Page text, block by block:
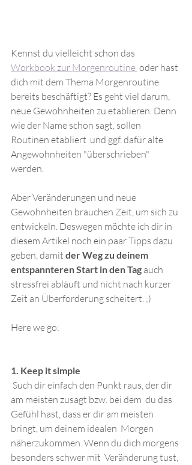
Kennst du vielleicht schon das
Workbook zur Morgenroutine oder hast
dich mit dem Thema Morgenroutine
bereits beschäftigt? Es geht viel darum,
neue Gewohnheiten zu etablieren. Denn
wie der Name schon sagt, sollen
Routinen etabliert  und ggf. dafür alte
Angewohnheiten "überschrieben"
werden.
Aber Veränderungen und neue
Gewohnheiten brauchen Zeit, um sich zu
entwickeln. Deswegen möchte ich dir in
diesem Artikel noch ein paar Tipps dazu
geben, damit der Weg zu deinem
entspannteren Start in den Tag auch
stressfrei abläuft und nicht nach kurzer
Zeit an Überforderung scheitert. ;)
Here we go:
1. Keep it simple
am meisten zusagt bzw. bei dem  du das
Gefühl hast, dass er dir am meisten
bringt, um deinem idealen  Morgen
näherzukommen. Wenn du dich morgens
besonders schwer mit  Veränderung tust,